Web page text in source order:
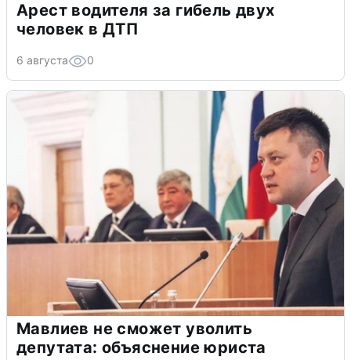
Арест водителя за гибель двух
человек в ДТП
6 августа 0
Мавлиев не сможет уволить
депутата: объяснение юриста